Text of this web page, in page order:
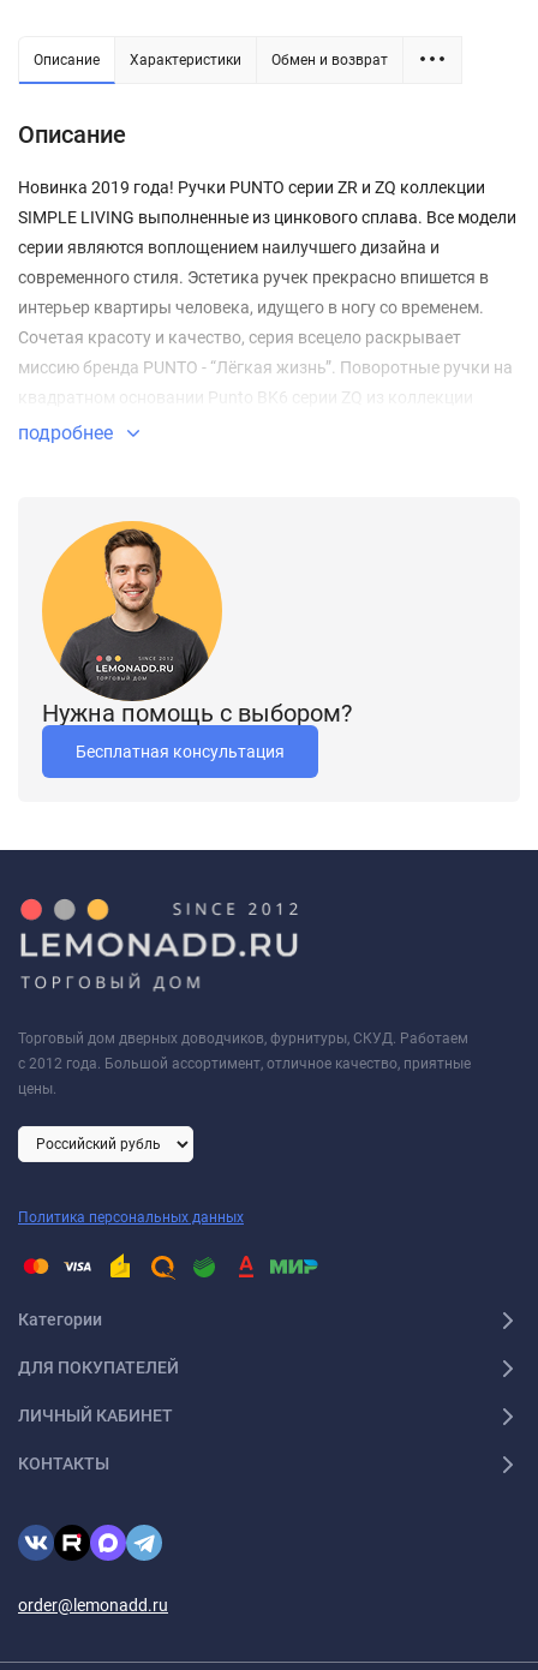
Описание Характеристики Обмен и возврат
Описание
Новинка 2019 года! Ручки PUNTO серии ZR и ZQ коллекции
SIMPLE LIVING выполненные из цинкового сплава. Все модели
серии являются воплощением наилучшего дизайна и
современного стиля. Эстетика ручек прекрасно впишется в
интерьер квартиры человека, идущего в ногу со временем.
Сочетая красоту и качество, серия всецело раскрывает
миссию бренда PUNTO - “Лёгкая жизнь”. Поворотные ручки на
квадратном основании Punto BK6 серии ZQ из коллекции
SIMPLE LIVING подходят для установки на внутренние
В комплект входят: соединительный квадрат 6x80 мм, винты.
подробнее
Нужна помощь с выбором?
Бесплатная консультация
Торговый дом дверных доводчиков, фурнитуры, СКУД. Работаем
с 2012 года. Большой ассортимент, отличное качество, приятные
цены.
Политика персональных данных
Категории
ДЛЯ ПОКУПАТЕЛЕЙ
ЛИЧНЫЙ КАБИНЕТ
КОНТАКТЫ
order@lemonadd.ru